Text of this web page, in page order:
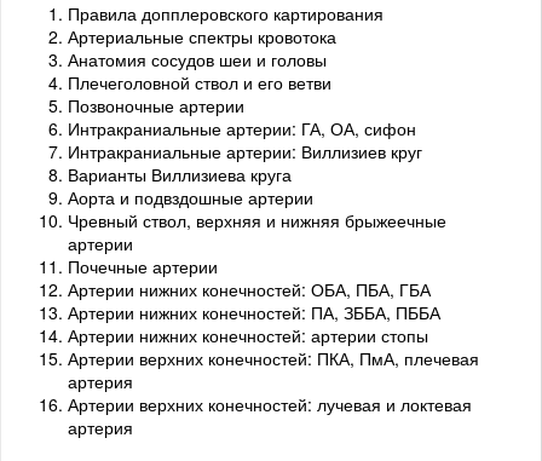
Правила допплеровского картирования
Артериальные спектры кровотока
Анатомия сосудов шеи и головы
Плечеголовной ствол и его ветви
Позвоночные артерии
Интракраниальные артерии: ГА, ОА, сифон
Интракраниальные артерии: Виллизиев круг
Варианты Виллизиева круга
Аорта и подвздошные артерии
Чревный ствол, верхняя и нижняя брыжеечные
артерии
Почечные артерии
Артерии нижних конечностей: ОБА, ПБА, ГБА
Артерии нижних конечностей: ПА, ЗББА, ПББА
Артерии нижних конечностей: артерии стопы
Артерии верхних конечностей: ПКА, ПмА, плечевая
артерия
Артерии верхних конечностей: лучевая и локтевая
артерия